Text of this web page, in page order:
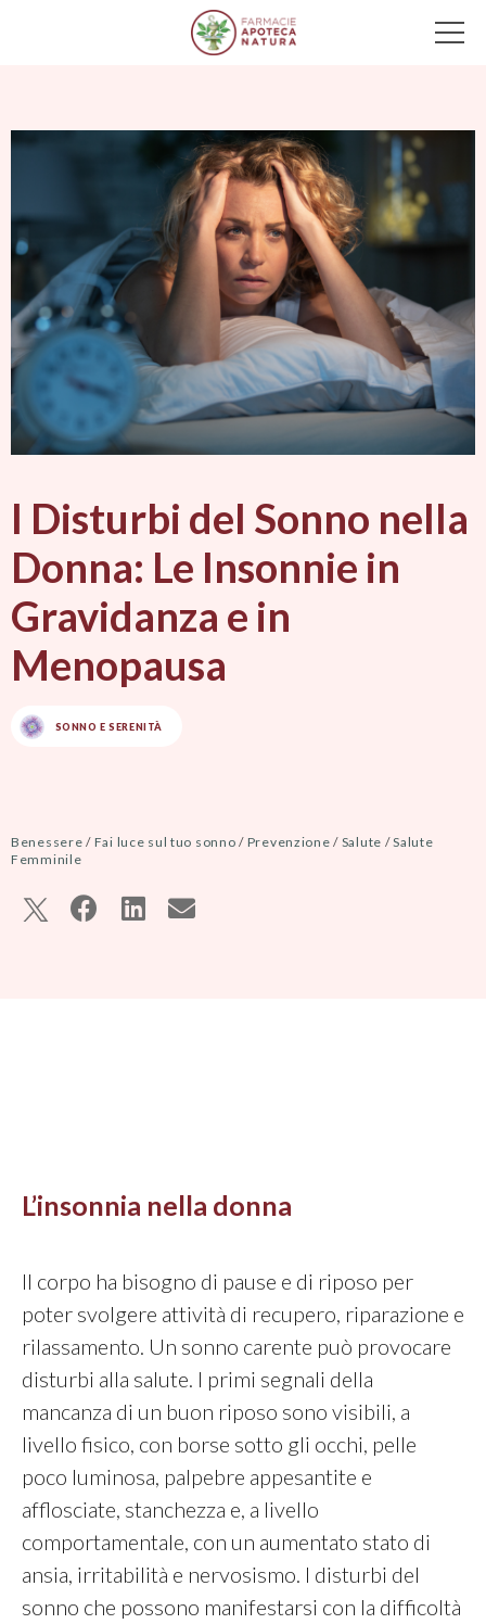
Main Navigation
I Disturbi del Sonno nella
Donna: Le Insonnie in
Gravidanza e in
Menopausa
SONNO E SERENITÀ
Benessere / Fai luce sul tuo sonno / Prevenzione / Salute /Salute
Femminile
L’insonnia nella donna
Il corpo ha bisogno di pause e di riposo per
poter svolgere attività di recupero, riparazione e
rilassamento. Un sonno carente può provocare
disturbi alla salute. I primi segnali della
mancanza di un buon riposo sono visibili, a
livello fisico, con borse sotto gli occhi, pelle
poco luminosa, palpebre appesantite e
afflosciate, stanchezza e, a livello
comportamentale, con un aumentato stato di
ansia, irritabilità e nervosismo. I disturbi del
sonno che possono manifestarsi con la difficoltà